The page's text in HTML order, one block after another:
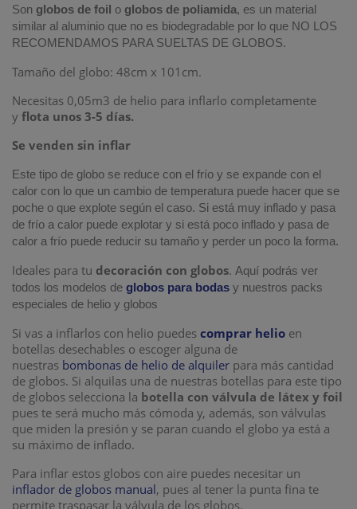
Son globos de foil o globos de poliamida, es un material
similar al aluminio que no es biodegradable por lo que NO LOS
RECOMENDAMOS PARA SUELTAS DE GLOBOS.
Tamaño del globo: 48cm x 101cm.
Necesitas 0,05m3 de helio para inflarlo completamente
y flota unos 3-5 días.
Se venden sin inflar
Este tipo de globo se reduce con el frío y se expande con el
calor con lo que un cambio de temperatura puede hacer que se
poche o que explote según el caso. Si está muy inflado y pasa
de frío a calor puede explotar y si está poco inflado y pasa de
calor a frío puede reducir su tamaño y perder un poco la forma.
Ideales para tu decoración con globos. Aquí podrás ver
todos los modelos de globos para bodas y nuestros packs
especiales de helio y globos
Si vas a inflarlos con helio puedes comprar helio en
botellas desechables o escoger alguna de
nuestras bombonas de helio de alquiler para más cantidad
de globos. Si alquilas una de nuestras botellas para este tipo
de globos selecciona la botella con válvula de látex y foil
pues te será mucho más cómoda y, además, son válvulas
que miden la presión y se paran cuando el globo ya está a
su máximo de inflado.
Para inflar estos globos con aire puedes necesitar un
inflador de globos manual, pues al tener la punta fina te
permite traspasar la válvula de los globos.